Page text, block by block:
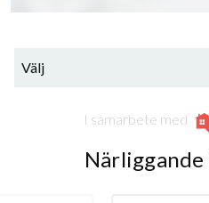
Välj
I samarbete med